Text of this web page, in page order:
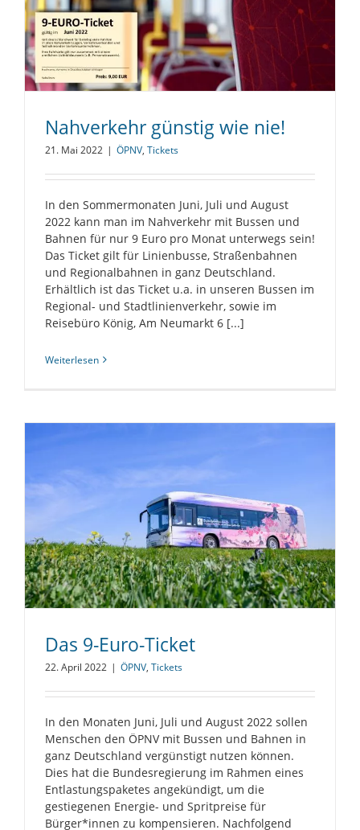
Nahverkehr günstig wie nie!
21. Mai 2022 | ÖPNV, Tickets
In den Sommermonaten Juni, Juli und August
2022 kann man im Nahverkehr mit Bussen und
Bahnen für nur 9 Euro pro Monat unterwegs sein!
Das Ticket gilt für Linienbusse, Straßenbahnen
und Regionalbahnen in ganz Deutschland.
Erhältlich ist das Ticket u.a. in unseren Bussen im
Regional- und Stadtlinienverkehr, sowie im
Reisebüro König, Am Neumarkt 6 [...]
Weiterlesen
Das 9-Euro-Ticket
22. April 2022 | ÖPNV, Tickets
In den Monaten Juni, Juli und August 2022 sollen
Menschen den ÖPNV mit Bussen und Bahnen in
ganz Deutschland vergünstigt nutzen können.
Dies hat die Bundesregierung im Rahmen eines
Entlastungspaketes angekündigt, um die
gestiegenen Energie- und Spritpreise für
Bürger*innen zu kompensieren. Nachfolgend